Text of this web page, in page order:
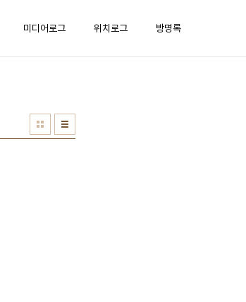
미디어로그 위치로그 방명록